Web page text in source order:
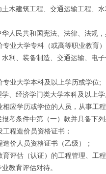
木建筑工程、交通运输工程、
民共和国宪法、法律、法规，
大学专科（或高等职业教育）
、装备制造、交通运输、电子
业大学本科及以上学历或学位;
经济学门类大学本科及以上学
学历或学位的人员，从事工程
条件中第（一）款并具备下列
程造价员资格证书；
价人员资格证书（乙级）；
估（认证）的工程管理、工程
教育评估对待。